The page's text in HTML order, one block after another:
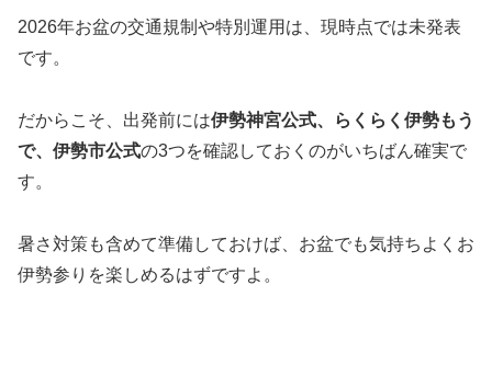
2026年お盆の交通規制や特別運用は、現時点では未発表
です。
だからこそ、出発前には伊勢神宮公式、らくらく伊勢もう
で、伊勢市公式の3つを確認しておくのがいちばん確実で
す。
暑さ対策も含めて準備しておけば、お盆でも気持ちよくお
伊勢参りを楽しめるはずですよ。